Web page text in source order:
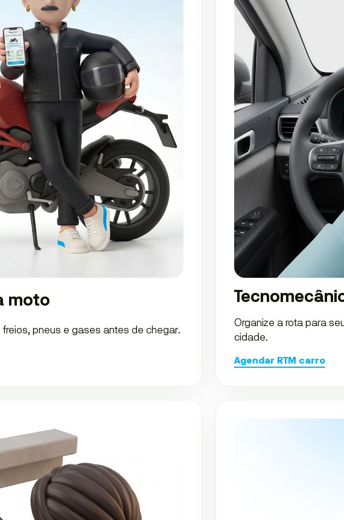
moto
pneus e gases antes de chegar.
Organize a rota para
cidade.
Agendar RTM carro